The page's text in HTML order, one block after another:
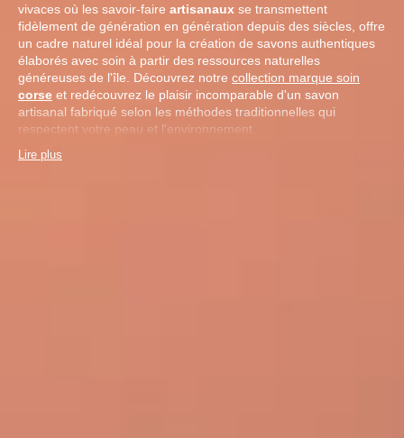
vivaces où les savoir-faire artisanaux se transmettent
fidèlement de génération en génération depuis des siècles, offre
un cadre naturel idéal pour la création de savons authentiques
élaborés avec soin à partir des ressources naturelles
généreuses de l'île. Découvrez notre collection marque soin
corse et redécouvrez le plaisir incomparable d'un savon
artisanal fabriqué selon les méthodes traditionnelles qui
respectent votre peau et l'environnement.
Lire plus